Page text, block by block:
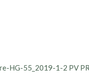
HG-55_2019-1-2 PV